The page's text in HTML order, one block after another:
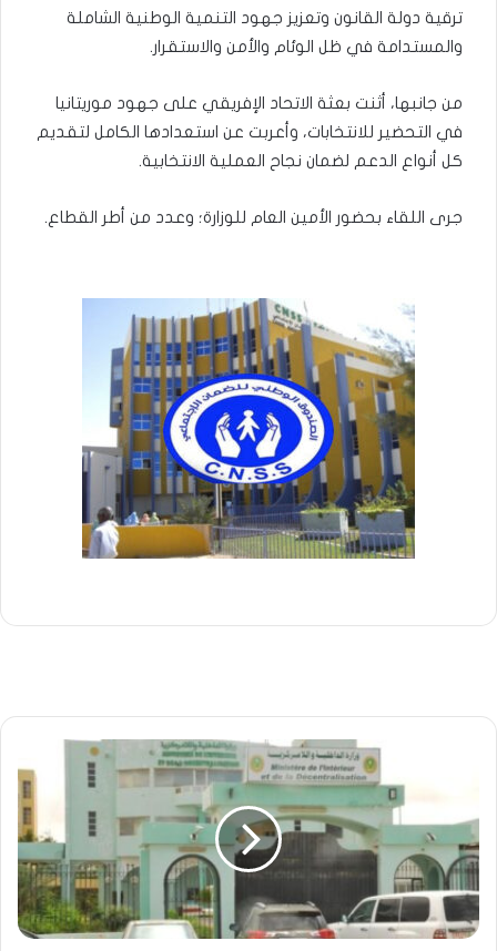
ترقية دولة القانون وتعزيز جهود التنمية الوطنية الشاملة
والمستدامة في ظل الوئام والأمن والاستقرار.
من جانبها، أثنت بعثة الاتحاد الإفريقي على جهود موريتانيا
في التحضير للانتخابات، وأعربت عن استعدادها الكامل لتقديم
كل أنواع الدعم لضمان نجاح العملية الانتخابية.
جرى اللقاء بحضور الأمين العام للوزارة؛ وعدد من أطر القطاع.